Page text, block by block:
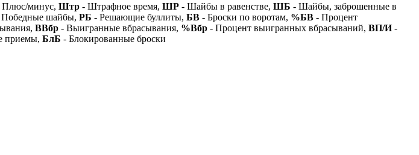
Плюс/минус, Штр - Штрафное время, ШР - Шайбы в равенстве, ШБ - Шайбы, заброшенные в
Победные шайбы, РБ - Решающие буллиты, БВ - Броски по воротам, %БВ - Процент
ВВбр - Выигранные вбрасывания, %Вбр - Процент выигранных вбрасываний, ВП/И-
приемы, БлБ - Блокированные броски